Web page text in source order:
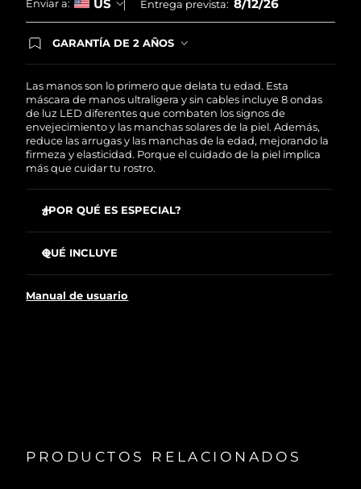
Enviar a: US Entrega prevista: 8/12/26
GARANTÍA DE 2 AÑOS
de tener algún problema durante los 2 años
posteriores a tu compra, FOREO te remplazará el
producto sin cargo alguno.
Las manos son lo primero que delata tu edad. Esta
máscara de manos ultraligera y sin cables incluye 8 ondas
de luz LED diferentes que combaten los signos de
envejecimiento y las manchas solares de la piel. Además,
reduce las arrugas y las manchas de la edad, mejorando la
firmeza y elasticidad. Porque el cuidado de la piel implica
más que cuidar tu rostro.
¿POR QUÉ ES ESPECIAL?
32% en sólo 2 semanas.
623 puntos de luz distribuidos de forma óptima para
QUÉ INCLUYE
Cable de carga USB
Manual de usuario
PRODUCTOS RELACIONADOS
Emiratos Árabes
Unidos
Reino Unido Entrega prevista11/08/2026
Estados Unidos Entrega prevista12/08/2026
Vietnam Entrega prevista17/08/2026